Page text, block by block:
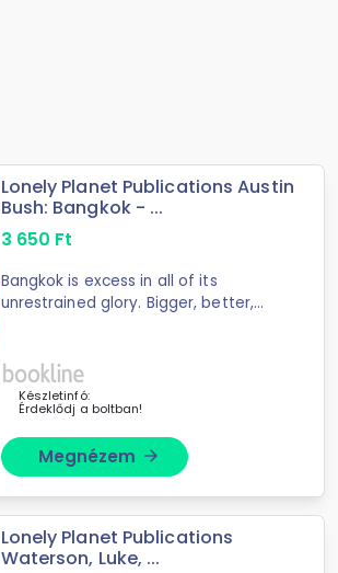
Lonely Planet Publications Austin
Bush: Bangkok - ...
3 650 Ft
Bangkok is excess in all of its
unrestrained glory. Bigger, better,
shopping malls and diesel exhaust.
What will ...
Készletinfó:
Érdeklődj a boltban!
Megnézem arrow_forward
Lonely Planet Publications
Waterson, Luke, ...